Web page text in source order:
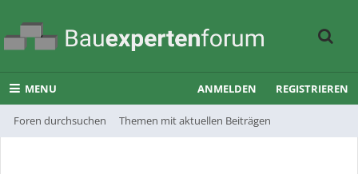
MENU
Foren durchsuchen Themen mit aktuellen Beiträgen
ANMELDEN REGISTRIEREN